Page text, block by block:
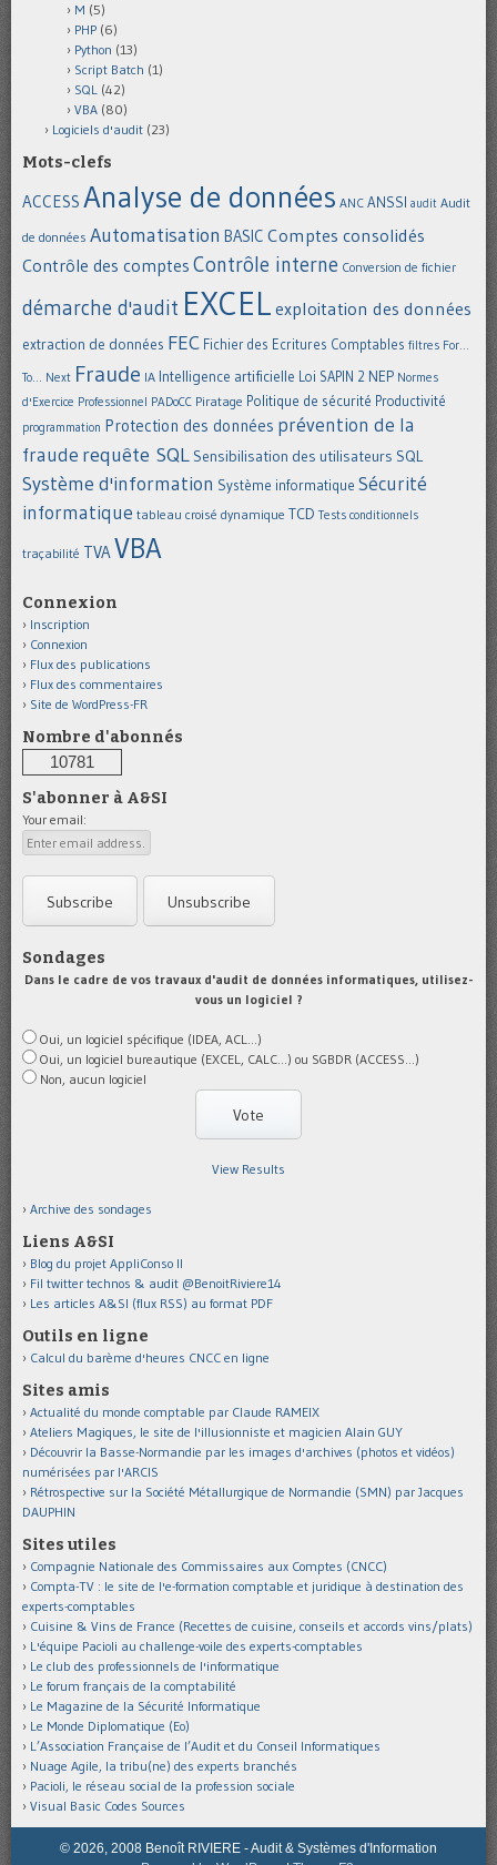
M (5)
PHP (6)
Python (13)
Script Batch (1)
SQL (42)
VBA (80)
Logiciels d'audit (23)
Mots-clefs
ACCESS Analyse de données ANC ANSSI audit Audit
de données Automatisation BASIC Comptes consolidés
Contrôle des comptes Contrôle interne Conversion de fichier
démarche d'audit EXCEL exploitation des données
extraction de données FEC Fichier des Ecritures Comptables filtres For...
To... Next Fraude IA Intelligence artificielle Loi SAPIN 2 NEP Normes
d'Exercice Professionnel PADoCC Piratage Politique de sécurité Productivité
programmation Protection des données prévention de la
fraude requête SQL Sensibilisation des utilisateurs SQL
Système d'information Système informatique Sécurité
informatique tableau croisé dynamique TCD Tests conditionnels
traçabilité TVAVBA
Connexion
Inscription
Connexion
Flux des publications
Flux des commentaires
Site de WordPress-FR
Nombre d'abonnés
10781
S'abonner à A&SI
Your email:
Sondages
Dans le cadre de vos travaux d'audit de données informatiques, utilisez-
vous un logiciel ?
Oui, un logiciel spécifique (IDEA, ACL...)
Oui, un logiciel bureautique (EXCEL, CALC...) ou SGBDR (ACCESS...)
Non, aucun logiciel
View Results
Archive des sondages
Liens A&SI
Blog du projet AppliConso II
Fil twitter technos & audit @BenoitRiviere14
Les articles A&SI (flux RSS) au format PDF
Outils en ligne
Calcul du barème d'heures CNCC en ligne
Sites amis
Actualité du monde comptable par Claude RAMEIX
Ateliers Magiques, le site de l'illusionniste et magicien Alain GUY
Découvrir la Basse-Normandie par les images d'archives (photos et vidéos)
numérisées par l'ARCIS
Rétrospective sur la Société Métallurgique de Normandie (SMN) par Jacques
DAUPHIN
Sites utiles
Compagnie Nationale des Commissaires aux Comptes (CNCC)
Compta-TV : le site de l'e-formation comptable et juridique à destination des
experts-comptables
Cuisine & Vins de France (Recettes de cuisine, conseils et accords vins/plats)
L'équipe Pacioli au challenge-voile des experts-comptables
Le club des professionnels de l'informatique
Le forum français de la comptabilité
Le Magazine de la Sécurité Informatique
Le Monde Diplomatique (Eo)
L’Association Française de l’Audit et du Conseil Informatiques
Nuage Agile, la tribu(ne) des experts branchés
Pacioli, le réseau social de la profession sociale
Visual Basic Codes Sources
© 2026, 2008 Benoît RIVIERE - Audit & Systèmes d'Information